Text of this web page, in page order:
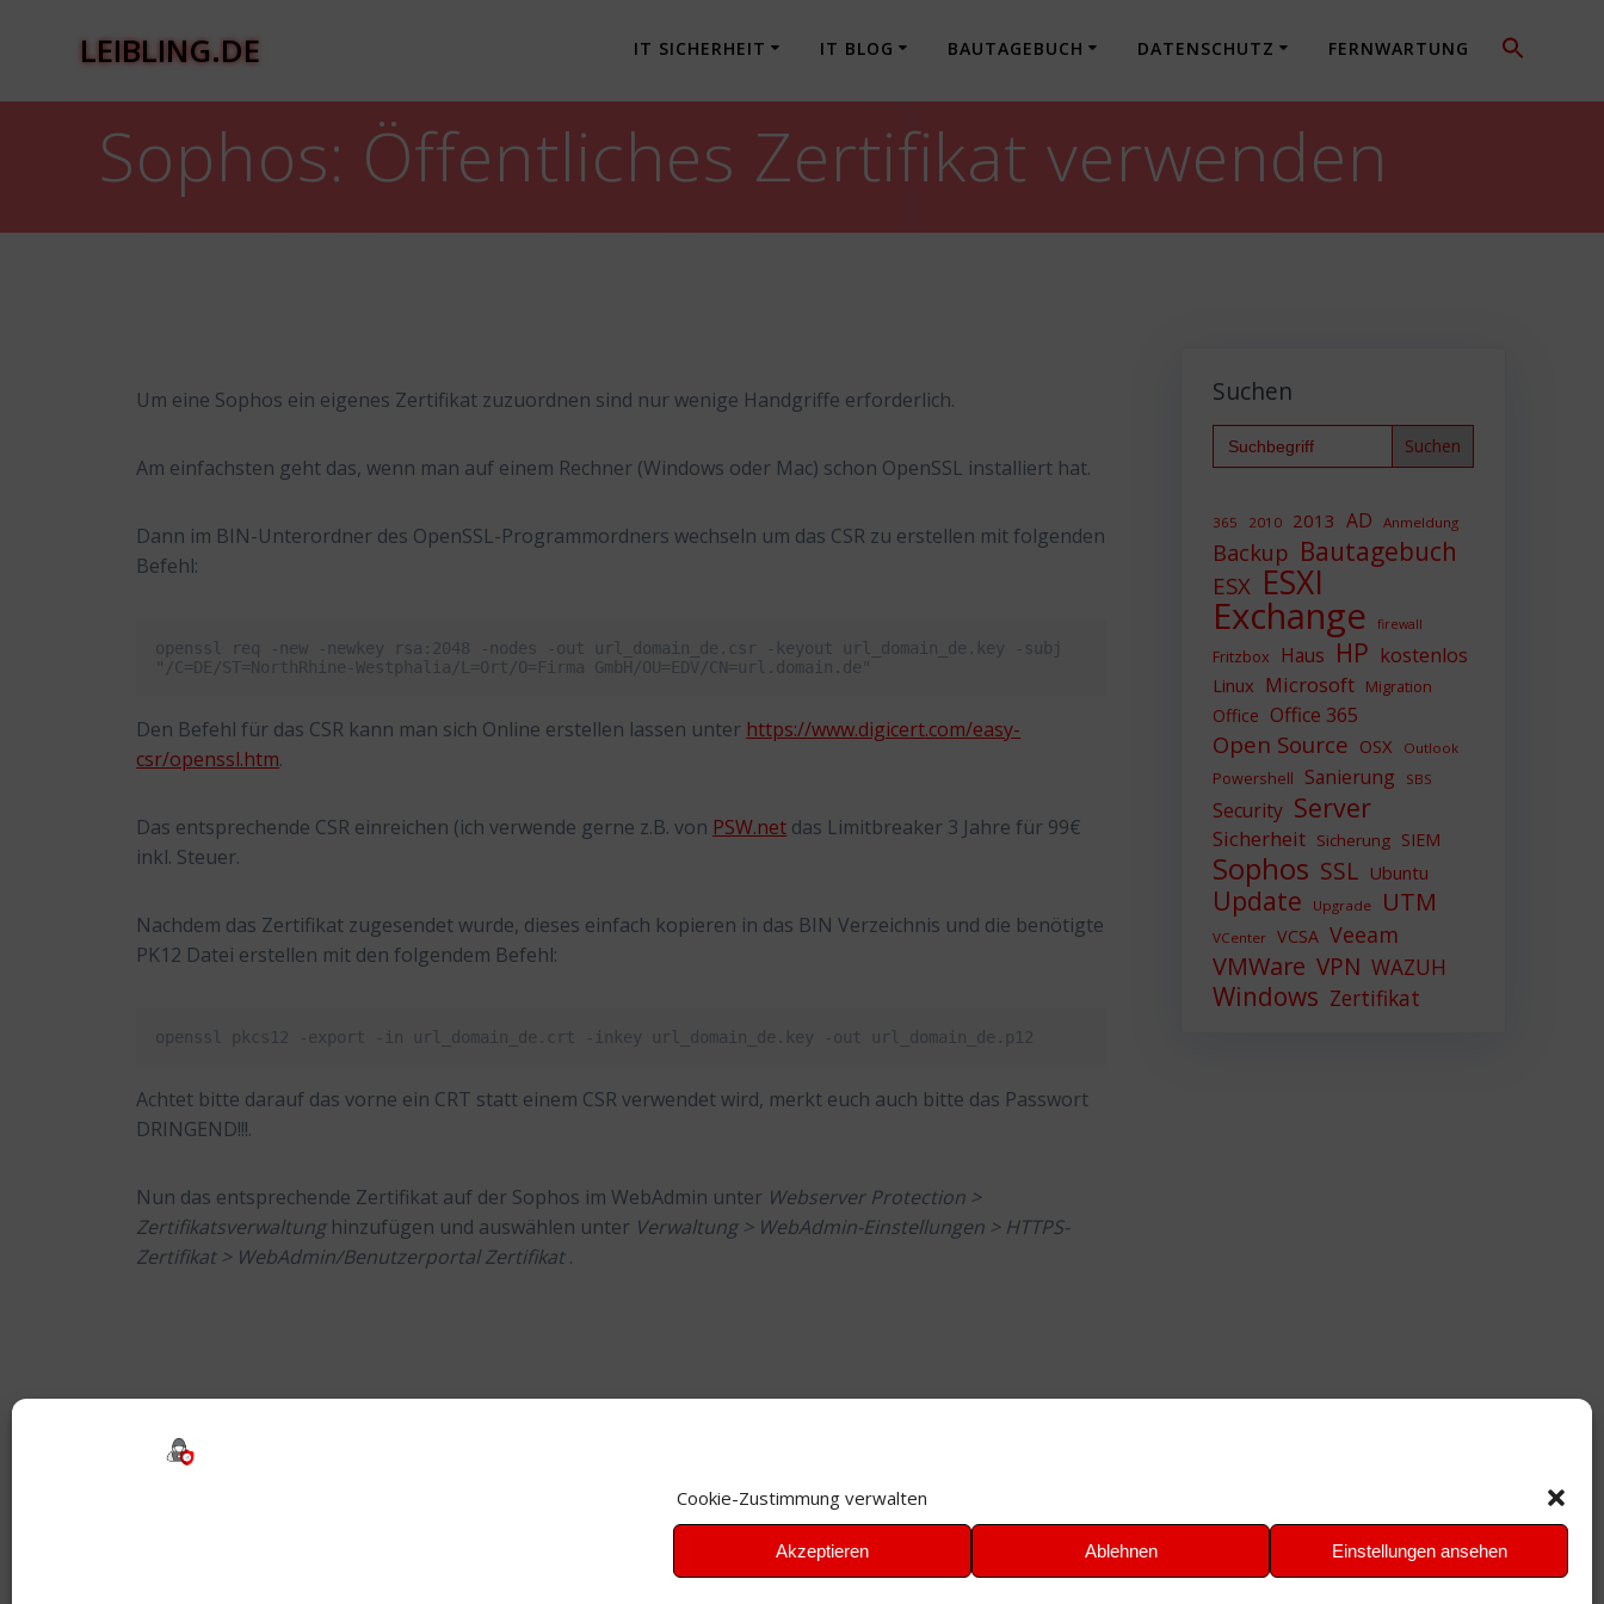
Cookie-Zustimmung verwalten
Akzeptieren Ablehnen Einstellungen ansehen
LEIBLING.DE IT SICHERHEIT IT BLOG BAUTAGEBUCH DATENSCHUTZ FERNWARTUNG
Sophos: Öffentliches Zertifikat verwenden
Um eine Sophos ein eigenes Zertifikat zuzuordnen sind nur wenige Handgriffe erforderlich.
Am einfachsten geht das, wenn man auf einem Rechner (Windows oder Mac) schon OpenSSL installiert hat.
Dann im BIN-Unterordner des OpenSSL-Programmordners wechseln um das CSR zu erstellen mit folgenden
Befehl:
openssl req -new -newkey rsa:2048 -nodes -out url_domain_de.csr -keyout url_domain_de.key -subj
"/C=DE/ST=NorthRhine-Westphalia/L=Ort/O=Firma GmbH/OU=EDV/CN=url.domain.de"
Den Befehl für das CSR kann man sich Online erstellen lassen unter https://www.digicert.com/easy-
csr/openssl.htm.
Das entsprechende CSR einreichen (ich verwende gerne z.B. von PSW.net das Limitbreaker 3 Jahre für 99€
inkl. Steuer.
Nachdem das Zertifikat zugesendet wurde, dieses einfach kopieren in das BIN Verzeichnis und die benötigte
PK12 Datei erstellen mit den folgendem Befehl:
openssl pkcs12 -export -in url_domain_de.crt -inkey url_domain_de.key -out url_domain_de.p12
Achtet bitte darauf das vorne ein CRT statt einem CSR verwendet wird, merkt euch auch bitte das Passwort
DRINGEND!!!.
Nun das entsprechende Zertifikat auf der Sophos im WebAdmin unter Webserver Protection >
Zertifikatsverwaltunghinzufügen und auswählen unter Verwaltung > WebAdmin-Einstellungen > HTTPS-
Zertifikat > WebAdmin/Benutzerportal Zertifikat.
Suchen
Search
for:
365 2010 2013 AD Anmeldung
Backup Bautagebuch
ESX ESXI
Exchange firewall
Fritzbox Haus HP kostenlos
Linux Microsoft Migration
Office Office 365
Open Source OSX Outlook
Powershell Sanierung SBS
Security Server
Sicherheit Sicherung SIEM
Sophos SSL Ubuntu
Update Upgrade UTM
VCenter VCSA Veeam
VMWare VPN WAZUH
Windows Zertifikat